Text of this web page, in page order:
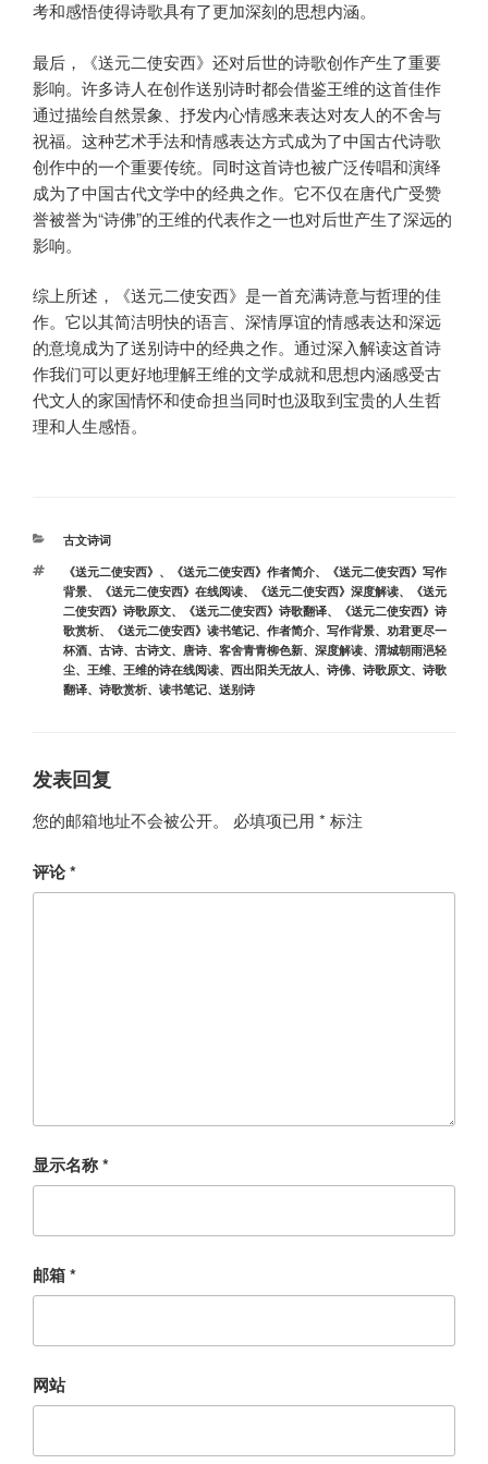
考和感悟使得诗歌具有了更加深刻的思想内涵。
最后，《送元二使安西》还对后世的诗歌创作产生了重要
影响。许多诗人在创作送别诗时都会借鉴王维的这首佳作
通过描绘自然景象、抒发内心情感来表达对友人的不舍与
祝福。这种艺术手法和情感表达方式成为了中国古代诗歌
创作中的一个重要传统。同时这首诗也被广泛传唱和演绎
成为了中国古代文学中的经典之作。它不仅在唐代广受赞
誉被誉为“诗佛”的王维的代表作之一也对后世产生了深远的
影响。
综上所述，《送元二使安西》是一首充满诗意与哲理的佳
作。它以其简洁明快的语言、深情厚谊的情感表达和深远
的意境成为了送别诗中的经典之作。通过深入解读这首诗
作我们可以更好地理解王维的文学成就和思想内涵感受古
代文人的家国情怀和使命担当同时也汲取到宝贵的人生哲
理和人生感悟。
分
古文诗词
标
签
《送元二使安西》 、 《送元二使安西》作者简介、
《送元二使安西》写作
背景、 《送元二使安西》在线阅读、 《送元二使安西》深度解读、
《送元
二使安西》诗歌原文、 《送元二使安西》诗歌翻译、
《送元二使安西》诗
歌赏析、 《送元二使安西》读书笔记、 作者简介、 写作背景、 劝君更尽一
杯酒、 古诗、 古诗文、 唐诗、 客舍青青柳色新、 深度解读、 渭城朝雨浥轻
尘、 王维、 王维的诗在线阅读、 西出阳关无故人 、 诗佛、 诗歌原文、 诗歌
翻译、 诗歌赏析、 读书笔记、 送别诗
发表回复
您的邮箱地址不会被公开。 必填项已用 * 标注
评论*
显示名称*
邮箱*
网站